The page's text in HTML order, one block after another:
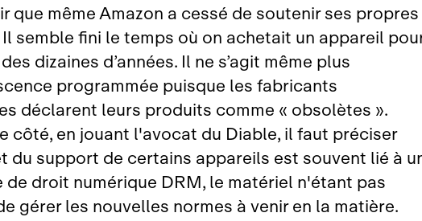
que même Amazon a cessé de soutenir ses propres
semble fini le temps où on achetait un appareil
dizaines d’années. Il ne s’agit même plus
programmée puisque les fabricants
déclarent leurs produits comme « obsolètes ».
côté, en jouant l'avocat du Diable, il faut préciser
du support de certains appareils est souvent lié à
de droit numérique DRM, le matériel n'étant pas
gérer les nouvelles normes à venir en la matière.